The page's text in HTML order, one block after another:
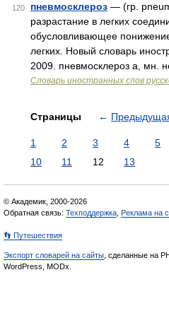
120 пневмосклероз — (гр.
разрастание в легких
обусловливающее
легких. Новый словарь
2009. пневмосклероз а, мн.
Словарь иностранных слов
Страницы ←
1 2 3 4 5
10
11 12 13
© Академик, 2000-2026
Обратная связь: Техподдержка Реклама на
👣 Путешествия
Экспорт словарей на сайты , сделанные на
WordPress, MODx.